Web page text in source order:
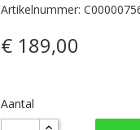
Artikelnummer:
€ 189,00
Aantal